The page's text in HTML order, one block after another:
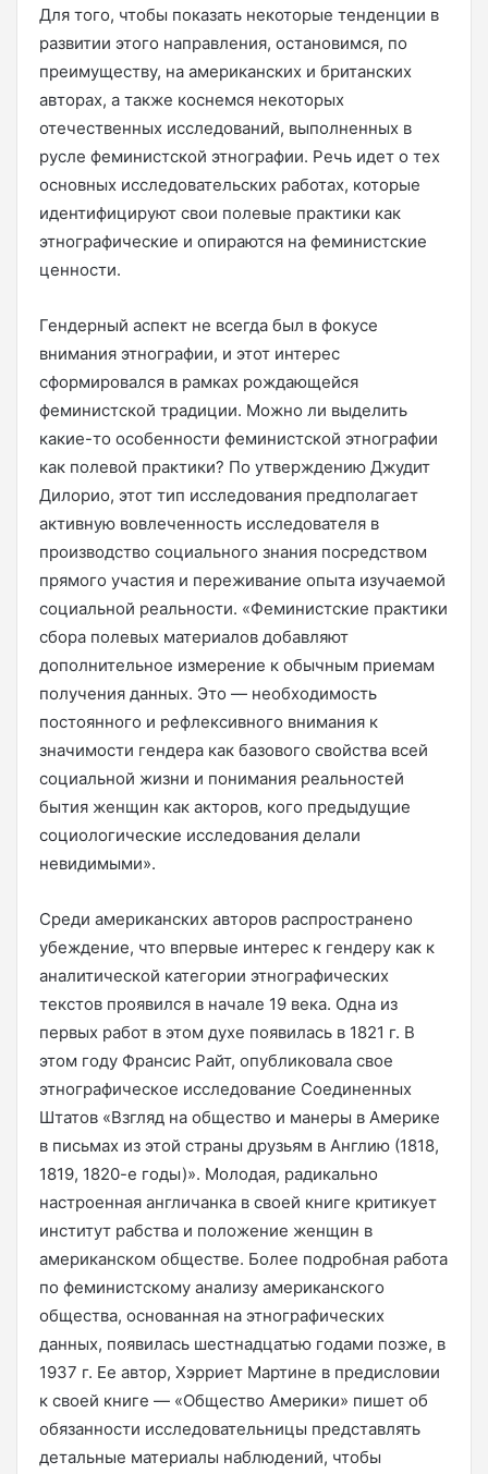
Для того, чтобы показать некоторые тенденции в
развитии этого направления, остановимся, по
преимуществу, на американских и британских
авторах, а также коснемся некоторых
отечественных исследований, выполненных в
русле феминистской этнографии. Речь идет о тех
основных исследовательских работах, которые
идентифицируют свои полевые практики как
этнографические и опираются на феминистские
ценности.
Гендерный аспект не всегда был в фокусе
внимания этнографии, и этот интерес
сформировался в рамках рождающейся
феминистской традиции. Можно ли выделить
какие-то особенности феминистской этнографии
как полевой практики? По утверждению Джудит
Дилорио, этот тип исследования предполагает
активную вовлеченность исследователя в
производство социального знания посредством
прямого участия и переживание опыта изучаемой
социальной реальности. «Феминистские практики
сбора полевых материалов добавляют
дополнительное измерение к обычным приемам
получения данных. Это — необходимость
постоянного и рефлексивного внимания к
значимости гендера как базового свойства всей
социальной жизни и понимания реальностей
бытия женщин как акторов, кого предыдущие
социологические исследования делали
невидимыми».
Среди американских авторов распространено
убеждение, что впервые интерес к гендеру как к
аналитической категории этнографических
текстов проявился в начале 19 века. Одна из
первых работ в этом духе появилась в 1821 г. В
этом году Франсис Райт, опубликовала свое
этнографическое исследование Соединенных
Штатов «Взгляд на общество и манеры в Америке
в письмах из этой страны друзьям в Англию (1818,
1819, 1820-е годы)». Молодая, радикально
настроенная англичанка в своей книге критикует
институт рабства и положение женщин в
американском обществе. Более подробная работа
по феминистскому анализу американского
общества, основанная на этнографических
данных, появилась шестнадцатью годами позже, в
1937 г. Ее автор, Хэрриет Мартине в предисловии
к своей книге — «Общество Америки» пишет об
обязанности исследовательницы представлять
детальные материалы наблюдений, чтобы